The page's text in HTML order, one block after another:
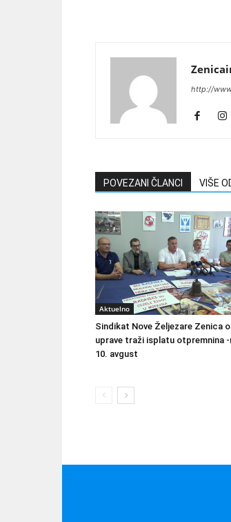
http://
POVEZANI ČLANCI VIŠE
Aktuelno
Sindikat Nove Željezare Zenica
uprave traži isplatu otpremnina -
10. avgust